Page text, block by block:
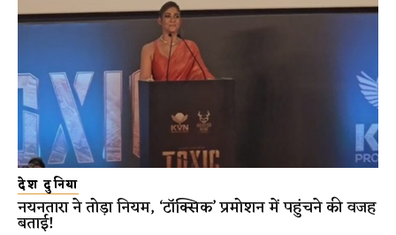
देश दुनिया
नयनतारा ने तोड़ा नियम, ‘टॉक्सिक’ प्रमोशन में पहुंचने की वजह
बताई!